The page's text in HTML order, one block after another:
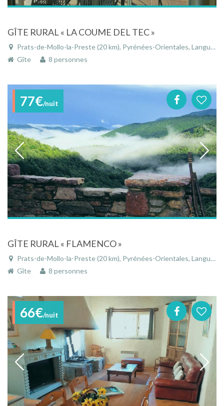
GÎTE RURAL « LA COUME DEL TEC »
Prats-de-Mollo-la-Preste (20 km), Pyrénées-Orientales, Languedoc-Roussillon, Occitanie, France
Gîte
8 personnes
77€/nuit
GÎTE RURAL « FLAMENCO »
Prats-de-Mollo-la-Preste (20 km), Pyrénées-Orientales, Languedoc-Roussillon, Occitanie, France
Gîte
8 personnes
66€/nuit